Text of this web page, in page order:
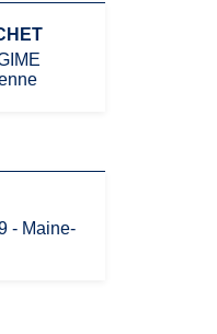
- Maine-